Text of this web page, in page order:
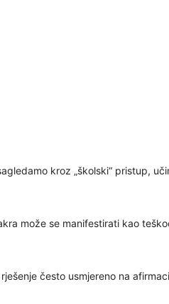
kroz „školski“ pristup,
može se manifestirati kao
često usmjereno na